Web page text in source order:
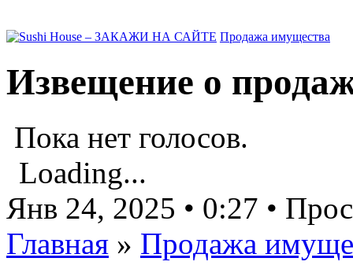
Продажа имущества
Извещение о
Пока нет голосов.
Loading...
Янв 24, 2025 • 0:27 •
Главная » Продажа